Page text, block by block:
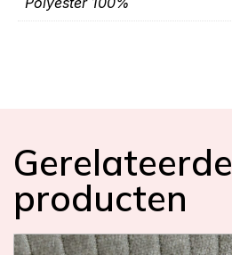
Gerelateerde
producten